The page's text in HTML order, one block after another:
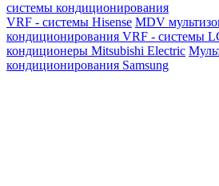
системы кондиционирования
VRF - системы Hisense MDV
кондиционирования VRF - системы
кондиционеры Mitsubishi Electric
кондиционирования Samsung